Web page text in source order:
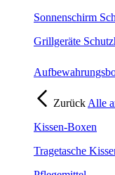
Sonnenschirm
Grillgeräte
Zurück Alle
Kissen-Boxen
Tragetasche